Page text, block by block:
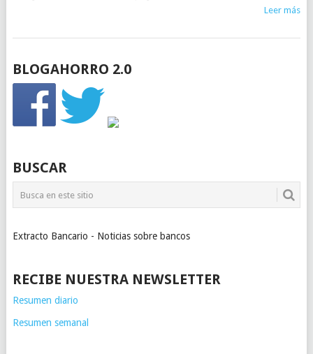
Leer más
BLOGAHORRO 2.0
BUSCAR
Extracto Bancario - Noticias sobre bancos
RECIBE NUESTRA NEWSLETTER
Resumen diario
Resumen semanal